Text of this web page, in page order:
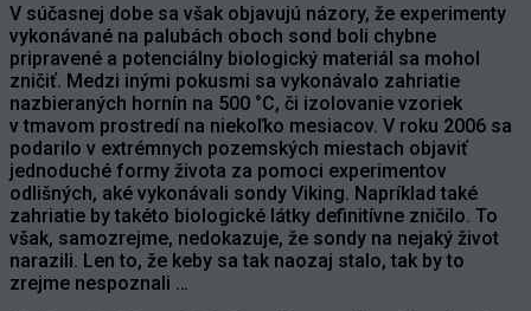
V súčasnej dobe sa však objavujú názory, že experimenty
vykonávané na palubách oboch sond boli chybne
pripravené a potenciálny biologický materiál sa mohol
zničiť. Medzi inými pokusmi sa vykonávalo zahriatie
nazbieraných hornín na 500 °C, či izolovanie vzoriek
v tmavom prostredí na niekoľko mesiacov. V roku 2006 sa
podarilo v extrémnych pozemských miestach objaviť
jednoduché formy života za pomoci experimentov
odlišných, aké vykonávali sondy Viking. Napríklad také
zahriatie by takéto biologické látky definitívne zničilo. To
však, samozrejme, nedokazuje, že sondy na nejaký život
narazili. Len to, že keby sa tak naozaj stalo, tak by to
zrejme nespoznali …